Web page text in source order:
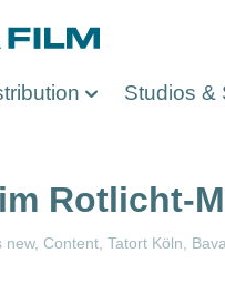
Studios &
Rotlicht-
new Content Tatort Köln